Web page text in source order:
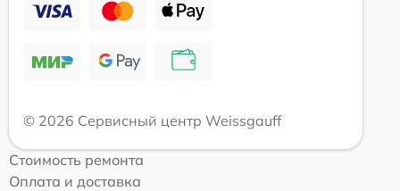
© 2026 Сервисный центр Weissgauff
Стоимость ремонта
Оплата и доставка